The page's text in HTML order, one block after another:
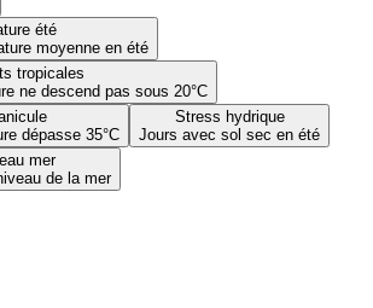
été
moyenne en été
tropicales
ne descend pas sous 20°C
dépasse 35°C
Stress hydrique
Jours avec sol sec en été
mer
de la mer